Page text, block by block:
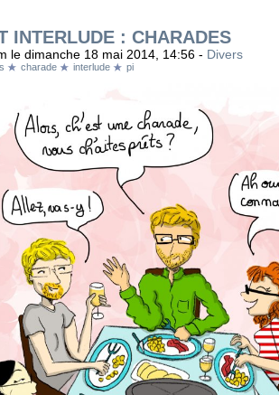
INTERLUDE : CHARADES
le dimanche 18 mai 2014, 14:56 - Divers
charade interlude pi